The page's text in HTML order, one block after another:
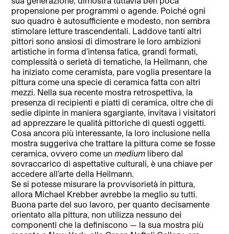
propensione per programmi o agende. Poiché ogni
suo quadro è autosufficiente e modesto, non sembra
stimolare letture trascendentali. Laddove tanti altri
pittori sono ansiosi di dimostrare le loro ambizioni
artistiche in forma d’intensa fatica, grandi formati,
complessità o serietà di tematiche, la Heilmann, che
ha iniziato come ceramista, pare voglia presentare la
pittura come una specie di ceramica fatta con altri
mezzi. Nella sua recente mostra retrospettiva, la
presenza di recipienti e piatti di ceramica, oltre che di
sedie dipinte in maniera sgargiante, invitava i visitatori
ad apprezzare le qualità pittoriche di questi oggetti.
Cosa ancora più interessante, la loro inclusione nella
mostra suggeriva che trattare la pittura come se fosse
ceramica, ovvero come un medium libero dal
sovraccarico di aspettative culturali, è una chiave per
accedere all’arte della Heilmann.
Se si potesse misurare la provvisorietà in pittura,
allora Michael Krebber avrebbe la meglio su tutti.
Buona parte del suo lavoro, per quanto decisamente
orientato alla pittura, non utilizza nessuno dei
componenti che la definiscono — la sua mostra più